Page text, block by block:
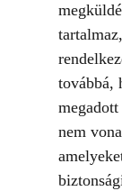
továbbá,
nem